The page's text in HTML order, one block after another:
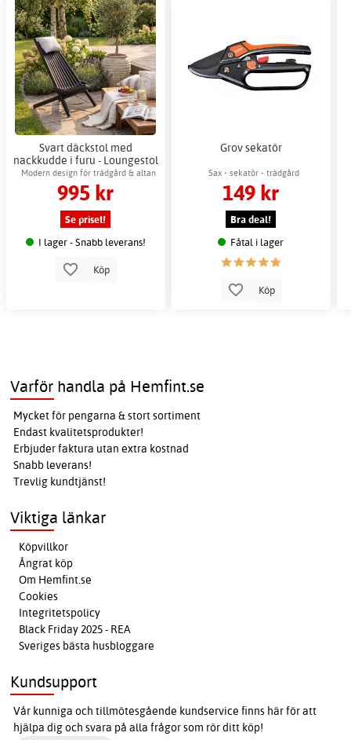
Svart däckstol med
nackkudde i furu - Loungestol
för uteplats
Modern design för trädgård & altan
995 kr
Se priset!
I lager - Snabb leverans!
Köp
Grov sekatör
Sax - sekatör - trädgård
149 kr
Bra deal!
Fåtal i lager
Köp
Varför handla på Hemfint.se
Mycket för pengarna & stort sortiment
Endast kvalitetsprodukter!
Erbjuder faktura utan extra kostnad
Snabb leverans!
Trevlig kundtjänst!
Viktiga länkar
Köpvillkor
Ångrat köp
Om Hemfint.se
Cookies
Integritetspolicy
Black Friday 2025 - REA
Sveriges bästa husbloggare
Kundsupport
Vår kunniga och tillmötesgående kundservice finns här för att
hjälpa dig och svara på alla frågor som rör ditt köp!